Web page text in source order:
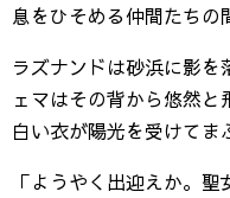
息をひそめる仲間たちの
ラズナンドは砂浜に影
ェマはその背から悠然と
白い衣が陽光を受けてま
「ようやく出迎えか。聖